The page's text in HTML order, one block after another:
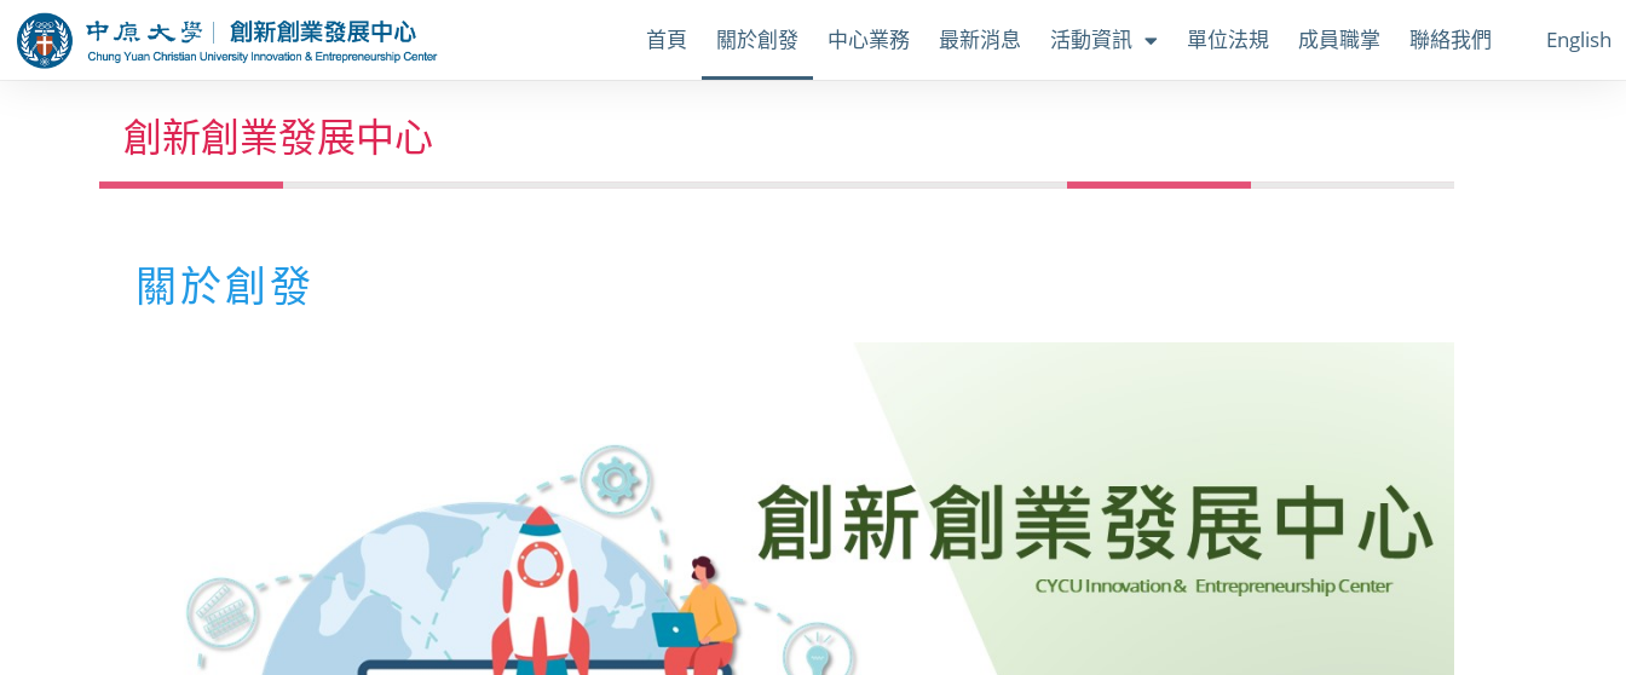
首頁 關於創發 中心業務 最新消息 活動資訊 單位法規 成員職掌 聯絡我們 English
創新創業發展中心
關於創發